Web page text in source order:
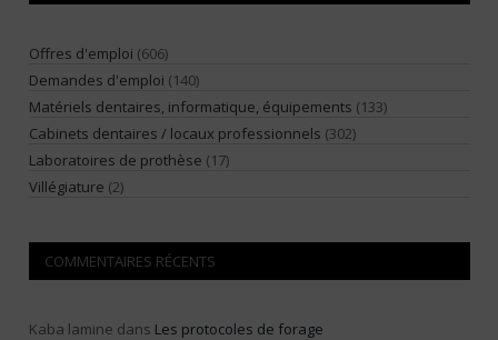
Offres d'emploi (606)
Demandes d'emploi (140)
Matériels dentaires, informatique, équipements (133)
Cabinets dentaires / locaux professionnels (302)
Laboratoires de prothèse (17)
Villégiature (2)
COMMENTAIRES RÉCENTS
Kaba lamine dans Les protocoles de forage